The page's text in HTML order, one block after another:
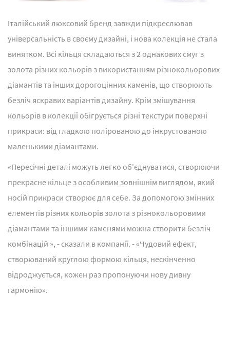
Італійський люксовий бренд завжди підкреслював
універсальність в своєму дизайні, і нова колекція не стала
винятком. Всі кільця складаються з 2 однакових смуг з
золота різних кольорів з використанням різнокольорових
діамантів та інших дорогоцінних каменів, що створюють
безліч яскравих варіантів дизайну. Крім змішування
кольорів в колекції обігрується різні текстури поверхні
прикраси: від гладкою полірованою до інкрустованою
маленькими діамантами.
«Пересічні деталі можуть легко об'єднуватися, створюючи
прекрасне кільце з особливим зовнішнім виглядом, який
носій прикраси створює для себе. За допомогою змінних
елементів різних кольорів золота з різнокольоровими
діамантами та іншими каменями можна створити безліч
комбінацій », - сказали в компанії. - «Чудовий ефект,
створюваний круглою формою кільця, нескінченно
відроджується, кожен раз пропонуючи нову дивну
гармонію».